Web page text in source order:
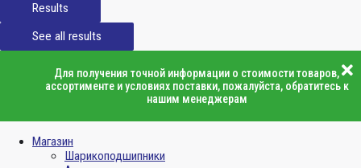
Results
See all results
Для получения точной информации о стоимости товаров,
ассортименте и условиях поставки, пожалуйста, обратитесь к
нашим менеджерам
Магазин
Шарикоподшипники